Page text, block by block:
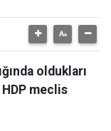
oldukları
meclis